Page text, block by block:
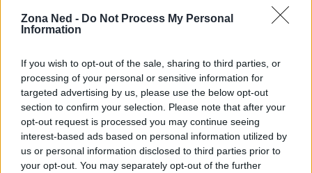
Zona Ned - Do Not Process My Personal
Information
If you wish to opt-out of the sale, sharing to third parties, or
processing of your personal or sensitive information for
targeted advertising by us, please use the below opt-out
section to confirm your selection. Please note that after your
opt-out request is processed you may continue seeing
interest-based ads based on personal information utilized by
us or personal information disclosed to third parties prior to
your opt-out. You may separately opt-out of the further
Continua a leggere
NERD NEWS